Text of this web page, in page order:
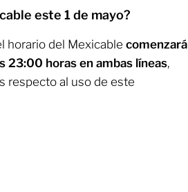
este 1 de mayo?
horario del Mexicable comenzará
23:00 horas en ambas líneas,
respecto al uso de este